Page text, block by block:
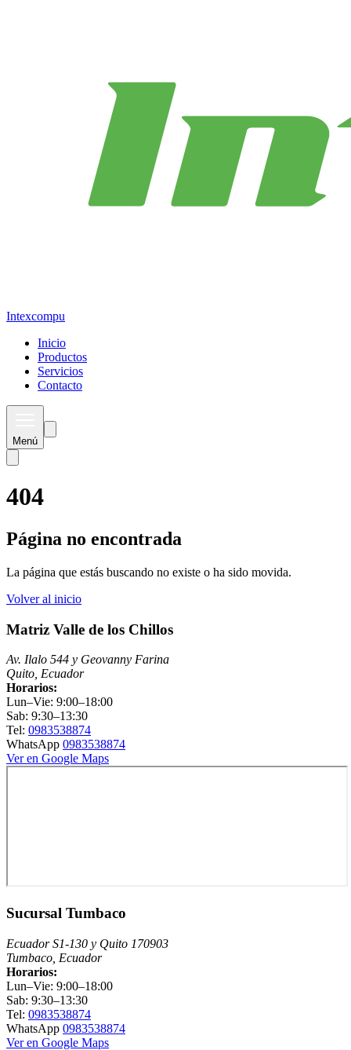
Intexcompu
Inicio
Productos
Servicios
Contacto
Menú
404
Página no encontrada
La página que estás buscando no existe o ha sido movida.
Volver al inicio
Matriz Valle de los Chillos
Av. Ilalo 544 y Geovanny Farina
Quito, Ecuador
Horarios:
Lun–Vie: 9:00–18:00
Sab: 9:30–13:30
Tel: 0983538874
WhatsApp 0983538874
Ver en Google Maps
Sucursal Tumbaco
Ecuador S1-130 y Quito 170903
Tumbaco, Ecuador
Horarios:
Lun–Vie: 9:00–18:00
Sab: 9:30–13:30
Tel: 0983538874
WhatsApp 0983538874
Ver en Google Maps